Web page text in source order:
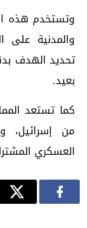
وتستخدم هذه
والمدنية على
تحديد الهدف
بعيد.
من إسرائيل،
العسكري